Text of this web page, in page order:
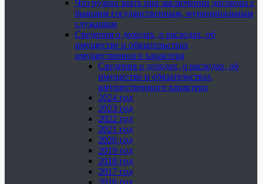
Что нужно знать при заключении договора с
бывшим государственным, муниципальным
служащим
Сведения о доходах, о расходах, об
имуществе и обязательствах
имущественного характера
Сведения о доходах, о расходах, об
имуществе и обязательствах
имущественного характера
2024 год
2023 год
2022 год
2021 год
2020 год
2019 год
2018 год
2017 год
2016 год